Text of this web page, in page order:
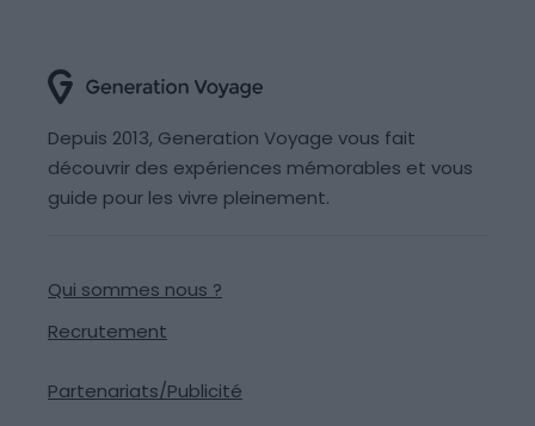
Depuis 2013, Generation Voyage vous fait
découvrir des expériences mémorables et vous
guide pour les vivre pleinement.
Qui sommes nous ?
Recrutement
Partenariats/Publicité